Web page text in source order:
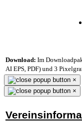
Download: Im
AI EPS, PDF) und 3
×
×